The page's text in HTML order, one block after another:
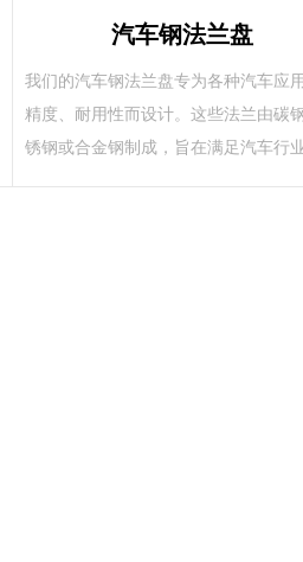
汽车钢法兰盘
我们的汽车钢法兰盘专为各种汽车应
精度、耐用性而设计。这些法兰由碳
锈钢或合金钢制成，旨在满足汽车行业